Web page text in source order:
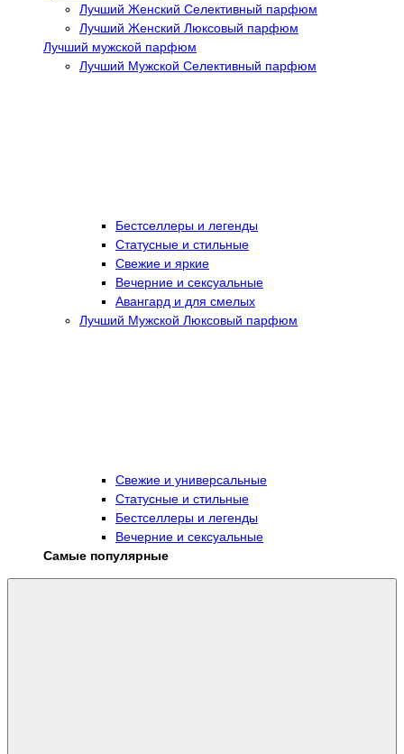
Лучший Женский Селективный парфюм
Лучший Женский Люксовый парфюм
Лучший мужской парфюм
Лучший Мужской Селективный парфюм
Бестселлеры и легенды
Статусные и стильные
Свежие и яркие
Вечерние и сексуальные
Авангард и для смелых
Лучший Мужской Люксовый парфюм
Свежие и универсальные
Статусные и стильные
Бестселлеры и легенды
Вечерние и сексуальные
Самые популярные